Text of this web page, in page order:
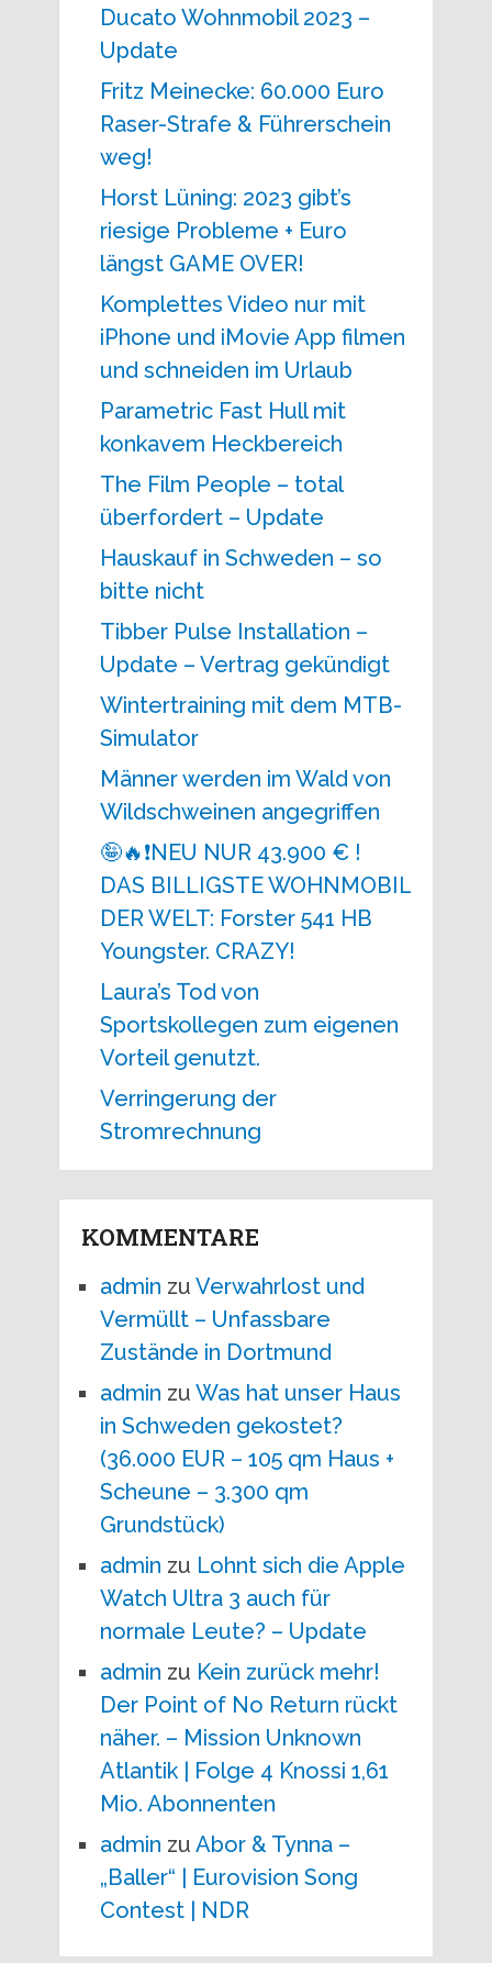
Ducato Wohnmobil 2023 –
Update
Fritz Meinecke: 60.000 Euro
Raser-Strafe & Führerschein
weg!
Horst Lüning: 2023 gibt’s
riesige Probleme + Euro
längst GAME OVER!
Komplettes Video nur mit
iPhone und iMovie App filmen
und schneiden im Urlaub
Parametric Fast Hull mit
konkavem Heckbereich
The Film People – total
überfordert – Update
Hauskauf in Schweden – so
bitte nicht
Tibber Pulse Installation –
Update – Vertrag gekündigt
Wintertraining mit dem MTB-
Simulator
Männer werden im Wald von
Wildschweinen angegriffen
🤪🔥❗NEU NUR 43.900 € !
DAS BILLIGSTE WOHNMOBIL
DER WELT: Forster 541 HB
Youngster. CRAZY!
Laura’s Tod von
Sportskollegen zum eigenen
Vorteil genutzt.
Verringerung der
Stromrechnung
KOMMENTARE
admin zu Verwahrlost und
Vermüllt – Unfassbare
Zustände in Dortmund
admin zu Was hat unser Haus
in Schweden gekostet?
(36.000 EUR – 105 qm Haus +
Scheune – 3.300 qm
Grundstück)
admin zu Lohnt sich die Apple
Watch Ultra 3 auch für
normale Leute? – Update
admin zu Kein zurück mehr!
Der Point of No Return rückt
näher. – Mission Unknown
Atlantik | Folge 4 Knossi 1,61
Mio. Abonnenten
admin zu Abor & Tynna –
„Baller“ | Eurovision Song
Contest | NDR